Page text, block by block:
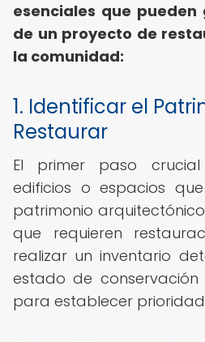
esenciales que
de un proyecto de
la comunidad:
1. Identificar el
Restaurar
El primer paso
edificios o espacios
patrimonio
que requieren
realizar un inventario
estado de
para establecer